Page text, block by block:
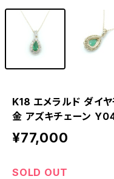
K18 エメラルド ダイ
金 アズキチェーン
¥77,000
SOLD OUT